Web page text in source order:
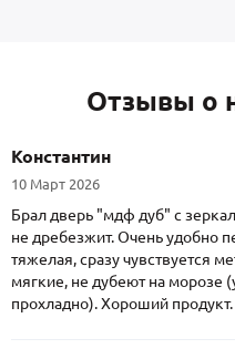
Отзывы о
Константин
10 Март 2026
Брал дверь "мдф дуб" с
не дребезжит. Очень удобно
тяжелая, сразу чувствуется
мягкие, не дубеют на морозе
прохладно). Хороший продукт.